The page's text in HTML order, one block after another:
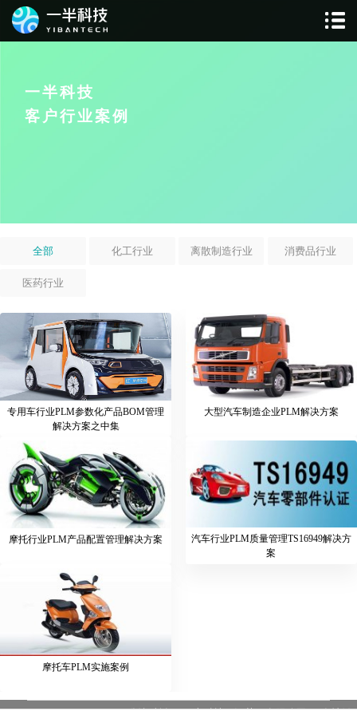
一半科技
客户行业案例
全部 化工行业 离散制造行业 消费品行业
医药行业
专用车行业PLM参数化产品BOM管理
解决方案之中集
大型汽车制造企业PLM解决方案
摩托行业PLM产品配置管理解决方案
汽车行业PLM质量管理TS16949解决方
案
摩托车PLM实施案例